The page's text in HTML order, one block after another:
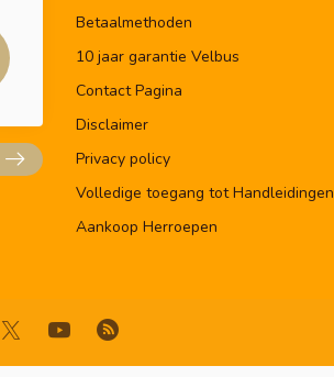
Betaalmethoden
10 jaar garantie Velbus
Contact Pagina
Disclaimer
Privacy policy
Volledige toegang tot Handleidingen
Aankoop Herroepen